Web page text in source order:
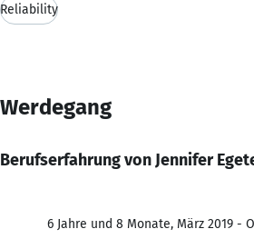
Reliability
Werdegang
Berufserfahrung von Jennifer
6 Jahre und 8 Monate, März 2019 -